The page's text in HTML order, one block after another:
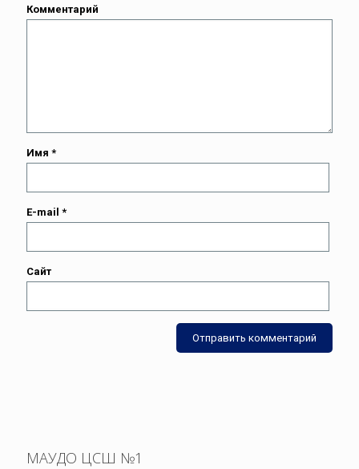
Комментарий
Имя *
E-mail *
Сайт
МАУДО ЦСШ №1